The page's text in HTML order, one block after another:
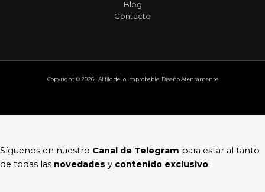
Blog
Contacto
Copyright © 2026 | Al filo de lo Improbable. Diseño Atentamente
Síguenos en nuestro Canal de Telegram para estar al tanto
de todas las novedades y contenido exclusivo: